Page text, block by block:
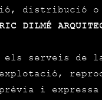
distribució o
DILMÉ
serveis de la
i expressa